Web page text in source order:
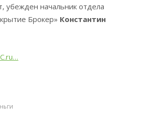
убежден начальник отдела
Брокер» Константин